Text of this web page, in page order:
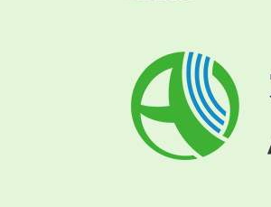
有
田
川
町